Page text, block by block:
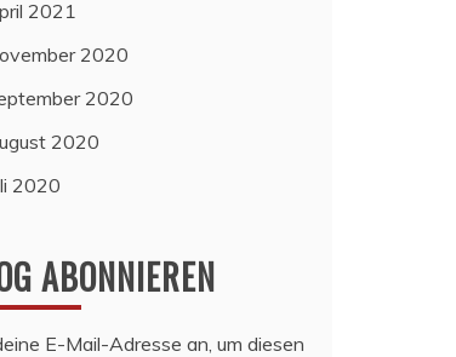
2021
2020
2020
2020
2020
ABONNIEREN
E-Mail-Adresse an, um diesen